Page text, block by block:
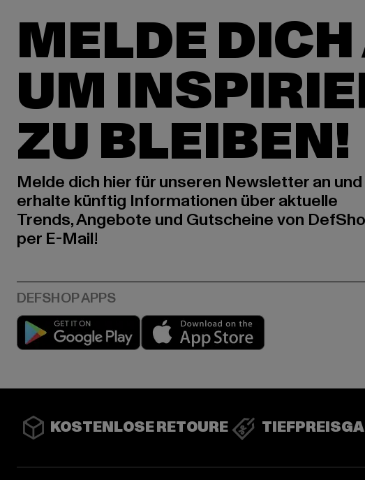
MELDE
UM
ZU BLEIBEN!
Melde dich hier für unseren Newsletter an und
erhalte künftig Informationen über aktuelle
Trends, Angebote und Gutscheine von
per E-Mail!
Play market
KOSTENLOSE RETOURE